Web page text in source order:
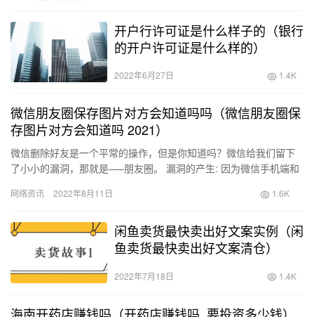
开户行许可证是什么样子的（银行
的开户许可证是什么样的）
2022年6月27日 1.4K
微信朋友圈保存图片对方会知道吗吗（微信朋友圈保
存图片对方会知道吗 2021）
微信删除好友是一个平常的操作，但是你知道吗？微信给我们留下
了小小的漏洞，那就是—–朋友圈。 漏洞的产生: 因为微信手机端和
网络资讯 2022年8月11日 1.6K
闲鱼卖货最快卖出好文案实例（闲
鱼卖货最快卖出好文案清仓）
2022年7月18日 1.4K
海南开药店赚钱吗（开药店赚钱吗_要投资多少钱）